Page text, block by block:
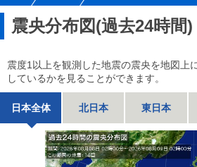
震央分布図(過去24時間)
震度1以上を観測した地震の震央を地図上
しているかを見ることができます。
日本全体 北日本 東日本